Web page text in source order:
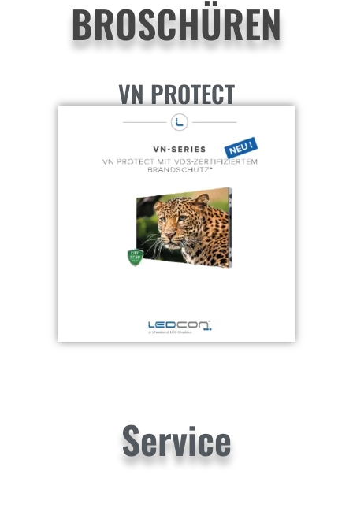
BROSCHÜREN
VN PROTECT
Service